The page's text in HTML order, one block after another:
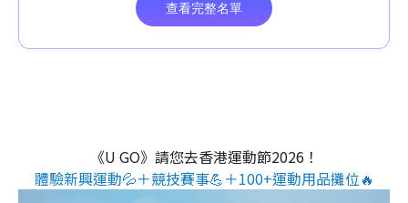
《U GO》請您去香港運動節2026！
體驗新興運動💦＋競技賽事💪＋100+運動用品攤位🔥